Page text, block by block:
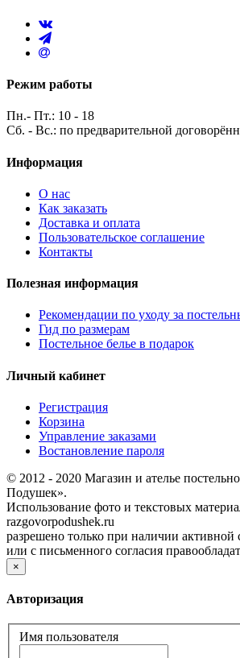
Режим работы
Пн.- Пт.: 10 - 18
Сб. - Вс.: по предварительной
Информация
О нас
Как заказать
Доставка и оплата
Пользовательское соглашение
Контакты
Полезная информация
Рекомендации по уходу за
Гид по размерам
Постельное белье в подарок
Личный кабинет
Регистрация
Корзина
Управление заказами
Востановление пароля
© 2012 - 2020 Магазин и ателье
Подушек».
Использование фото и текстовых
razgovorpodushek.ru
разрешено только при наличии активной
или с письменного согласия
×
Авторизация
Имя пользователя